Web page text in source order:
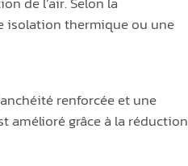
isolation thermique ou une
renforcée et une
amélioré grâce à la réduction